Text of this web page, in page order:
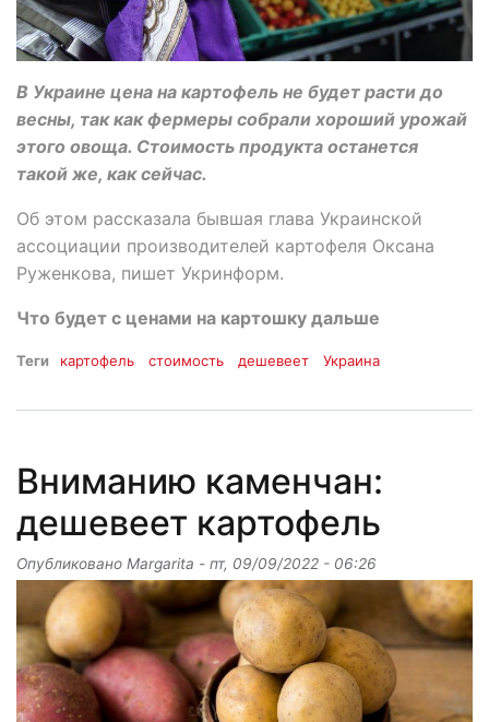
В Украине цена на картофель не будет расти до
весны, так как фермеры собрали хороший урожай
этого овоща. Стоимость продукта останется
такой же, как сейчас.
Об этом рассказала бывшая глава Украинской
ассоциации производителей картофеля Оксана
Руженкова, пишет Укринформ.
Что будет с ценами на картошку дальше
Теги картофель стоимость дешевеет Украина
Вниманию каменчан:
дешевеет картофель
Опубликовано Margarita - пт, 09/09/2022 - 06:26